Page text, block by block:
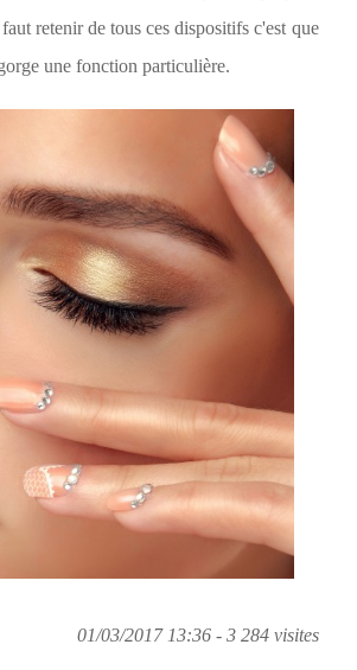
retenir de tous ces dispositifs c'est que
une fonction particulière.
01/03/2017 13:36 - 3 284 visites